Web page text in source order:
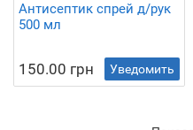
Антисептик спрей д/рук
500 мл
150.00 грн Уведомить